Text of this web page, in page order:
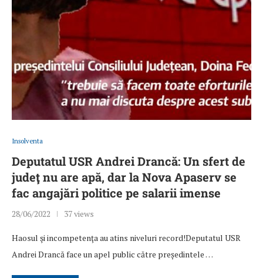
Insolventa
Deputatul USR Andrei Drancă: Un sfert de
judeţ nu are apă, dar la Nova Apaserv se
fac angajări politice pe salarii imense
28/06/2022 37 views
Haosul şi incompetenţa au atins niveluri record!Deputatul USR
Andrei Drancă face un apel public către președintele …